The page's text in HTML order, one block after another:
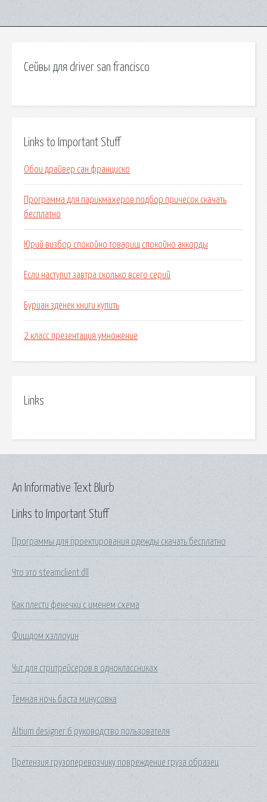
Сейвы для driver san francisco
Links to Important Stuff
Обои драйвер сан франциско
Программа для парикмахеров подбор причесок скачать
бесплатно
Юрий визбор спокойно товарищ спокойно аккорды
Если наступит завтра сколько всего серий
Буриан зденек книги купить
2 класс презентация умножение
Links
Links to Important Stuff
Программы для проектирования одежды скачать бесплатно
Что это steamclient dll
Как плести фенечки с именем схема
Фишдом хэллоуин
Чит для стритрейсеров в одноклассниках
Темная ночь баста минусовка
Altium designer 6 руководство пользователя
Претензия грузоперевозчику повреждение груза образец
An Informative Text Blurb